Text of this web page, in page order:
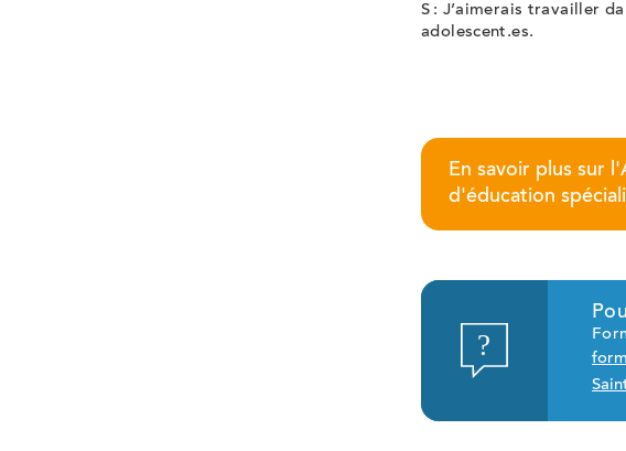
S : J’aimerais travailler
adolescent.es.
En savoir plus sur
d'éducation